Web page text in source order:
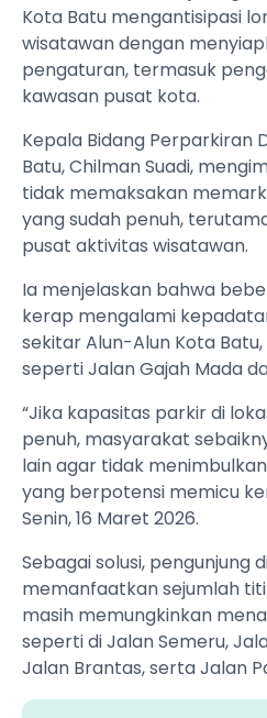
Kota Batu mengantisipasi
wisatawan dengan
pengaturan, termasuk
kawasan pusat kota.
Kepala Bidang Perparkiran
Batu, Chilman Suadi,
tidak memaksakan
yang sudah penuh,
pusat aktivitas wisatawan.
Ia menjelaskan bahwa
kerap mengalami
sekitar Alun-Alun Kota
seperti Jalan Gajah Mada
“Jika kapasitas parkir di
penuh, masyarakat
lain agar tidak
yang berpotensi memicu
Senin, 16 Maret 2026.
Sebagai solusi, pengunjung
memanfaatkan sejumlah
masih memungkinkan
seperti di Jalan Semeru,
Jalan Brantas, serta Jalan